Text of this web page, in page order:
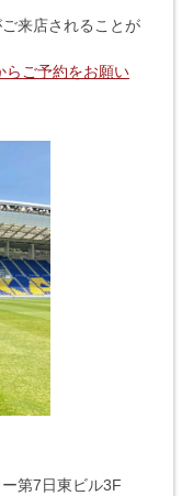
来店されることが
らご予約をお願い
第7日東ビル3F